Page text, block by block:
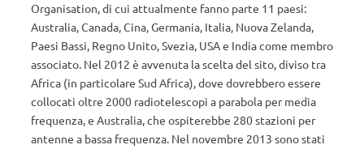
Organisation, di cui attualmente fanno parte 11 paesi:
Australia, Canada, Cina, Germania, Italia, Nuova Zelanda,
Paesi Bassi, Regno Unito, Svezia, USA e India come membro
associato. Nel 2012 è avvenuta la scelta del sito, diviso tra
Africa (in particolare Sud Africa), dove dovrebbero essere
collocati oltre 2000 radiotelescopi a parabola per media
frequenza, e Australia, che ospiterebbe 280 stazioni per
antenne a bassa frequenza. Nel novembre 2013 sono stati